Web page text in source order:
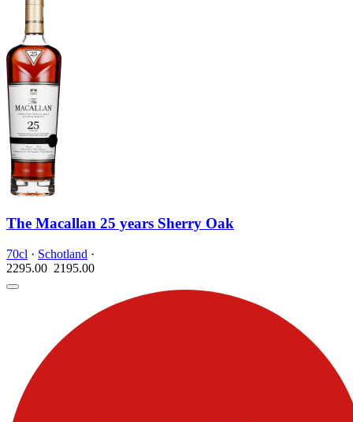
The Macallan 25 years Sherry Oak
70cl · Schotland ·
2295.00 2195.00